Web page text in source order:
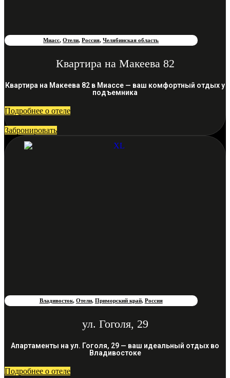
Миасс,Отели,Россия,Челябинская область
Квартира на Макеева 82
Квартира на Макеева 82 в Миассе — ваш комфортный отдых у
подъемника
Подробнее о отеле
Забронировать
Владивосток, Отели, Приморский край, Россия
ул. Гоголя, 29
Апартаменты на ул. Гоголя, 29 — ваш идеальный отдых во
Владивостоке
Подробнее о отеле